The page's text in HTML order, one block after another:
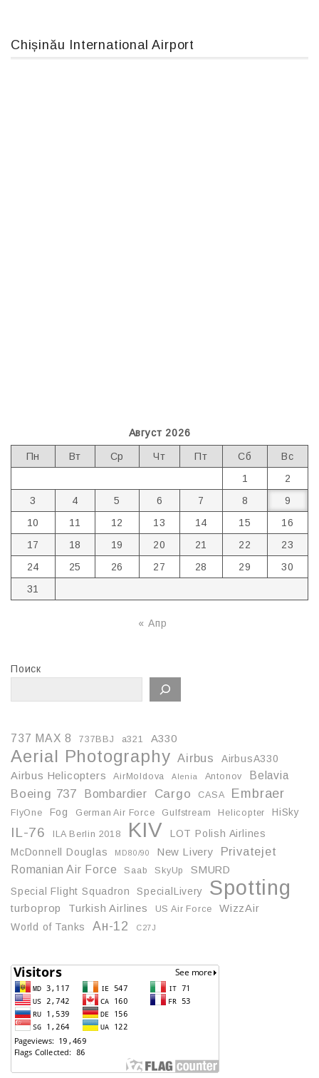
Chișinău International Airport
Август 2026
Пн Вт Ср Чт Пт Сб
Вс
1
2
3
4 5 6 7 8
9
10
11 12 13 14 15
16
17
18 19 20 21 22
23
24
25 26 27 28 29
30
31
« Апр
Поиск
737 MAX 8 737BBJ a321 A330
Aerial Photography Airbus
AirbusA330
Airbus Helicopters
AirMoldova Alenia Antonov Belavia
Boeing 737 Bombardier Cargo CASA Embraer
FlyOne Fog German Air Force Gulfstream Helicopter HiSky
IL-76 ILA Berlin 2018 KIV
LOT Polish Airlines
McDonnell Douglas
MD80/90 New Livery Privatejet
Romanian Air Force Saab SkyUp
SMURD
Special Flight Squadron
SpecialLivery Spotting
turboprop Turkish Airlines US Air Force
WizzAir
World of Tanks
Ан-12 С27J